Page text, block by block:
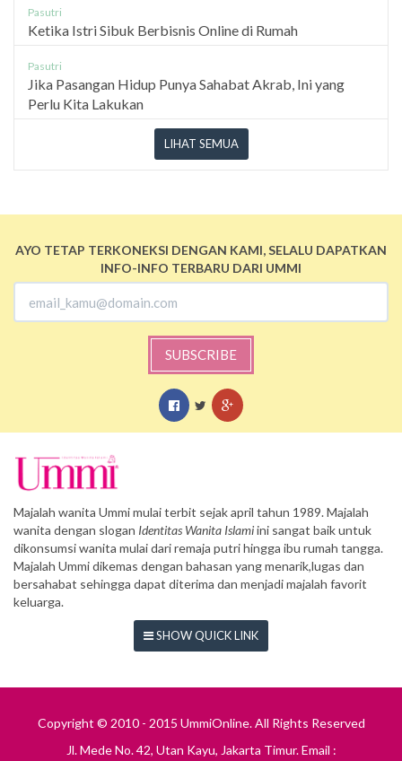
Pasutri
Ketika Istri Sibuk Berbisnis Online di Rumah
Pasutri
Jika Pasangan Hidup Punya Sahabat Akrab, Ini yang
Perlu Kita Lakukan
LIHAT SEMUA
AYO TETAP TERKONEKSI DENGAN KAMI, SELALU DAPATKAN
INFO-INFO TERBARU DARI UMMI
SUBSCRIBE
Majalah wanita Ummi mulai terbit sejak april tahun 1989. Majalah
wanita dengan slogan Identitas Wanita Islamiini sangat baik untuk
dikonsumsi wanita mulai dari remaja putri hingga ibu rumah tangga.
Majalah Ummi dikemas dengan bahasan yang menarik,lugas dan
bersahabat sehingga dapat diterima dan menjadi majalah favorit
keluarga.
SHOW QUICK LINK
Copyright © 2010 - 2015 UmmiOnline. All Rights Reserved
Jl. Mede No. 42, Utan Kayu, Jakarta Timur. Email :